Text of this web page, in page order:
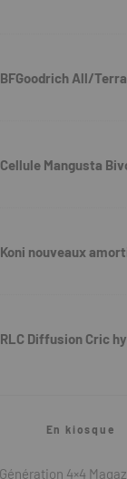
BFGoodrich All/
Cellule Mangusta
Koni nouveaux
RLC Diffusion Cric
En kiosque